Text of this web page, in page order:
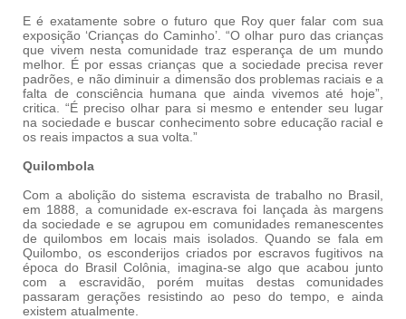
E é exatamente sobre o futuro que Roy quer falar com sua
exposição ‘Crianças do Caminho’. “O olhar puro das crianças
que vivem nesta comunidade traz esperança de um mundo
melhor. É por essas crianças que a sociedade precisa rever
padrões, e não diminuir a dimensão dos problemas raciais e a
falta de consciência humana que ainda vivemos até hoje”,
critica. “É preciso olhar para si mesmo e entender seu lugar
na sociedade e buscar conhecimento sobre educação racial e
os reais impactos a sua volta.”
Quilombola
Com a abolição do sistema escravista de trabalho no Brasil,
em 1888, a comunidade ex-escrava foi lançada às margens
da sociedade e se agrupou em comunidades remanescentes
de quilombos em locais mais isolados. Quando se fala em
Quilombo, os esconderijos criados por escravos fugitivos na
época do Brasil Colônia, imagina-se algo que acabou junto
com a escravidão, porém muitas destas comunidades
passaram gerações resistindo ao peso do tempo, e ainda
existem atualmente.